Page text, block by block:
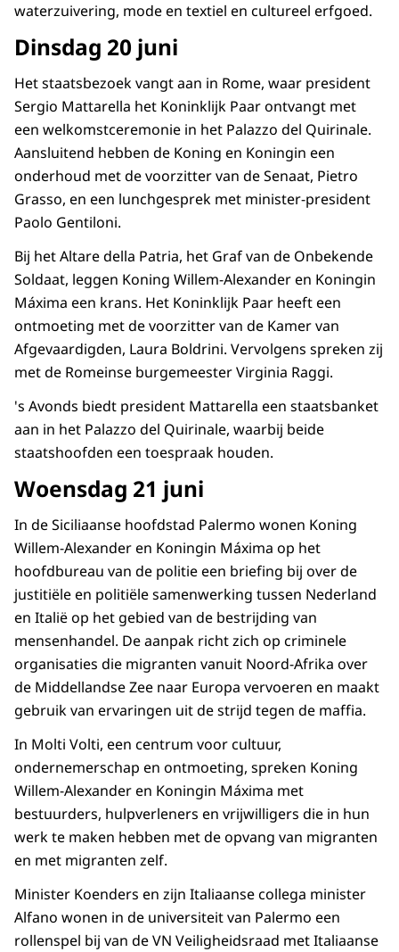
waterzuivering, mode en textiel en cultureel erfgoed.
Dinsdag 20 juni
Het staatsbezoek vangt aan in Rome, waar president
Sergio Mattarella het Koninklijk Paar ontvangt met
een welkomstceremonie in het Palazzo del Quirinale.
Aansluitend hebben de Koning en Koningin een
onderhoud met de voorzitter van de Senaat, Pietro
Grasso, en een lunchgesprek met minister-president
Paolo Gentiloni.
Bij het Altare della Patria, het Graf van de Onbekende
Soldaat, leggen Koning Willem-Alexander en Koningin
Máxima een krans. Het Koninklijk Paar heeft een
ontmoeting met de voorzitter van de Kamer van
Afgevaardigden, Laura Boldrini. Vervolgens spreken zij
met de Romeinse burgemeester Virginia Raggi.
's Avonds biedt president Mattarella een staatsbanket
aan in het Palazzo del Quirinale, waarbij beide
staatshoofden een toespraak houden.
Woensdag 21 juni
In de Siciliaanse hoofdstad Palermo wonen Koning
Willem-Alexander en Koningin Máxima op het
hoofdbureau van de politie een briefing bij over de
justitiële en politiële samenwerking tussen Nederland
en Italië op het gebied van de bestrijding van
mensenhandel. De aanpak richt zich op criminele
organisaties die migranten vanuit Noord-Afrika over
de Middellandse Zee naar Europa vervoeren en maakt
gebruik van ervaringen uit de strijd tegen de maffia.
In Molti Volti, een centrum voor cultuur,
ondernemerschap en ontmoeting, spreken Koning
Willem-Alexander en Koningin Máxima met
bestuurders, hulpverleners en vrijwilligers die in hun
werk te maken hebben met de opvang van migranten
en met migranten zelf.
Minister Koenders en zijn Italiaanse collega minister
Alfano wonen in de universiteit van Palermo een
rollenspel bij van de VN Veiligheidsraad met Italiaanse